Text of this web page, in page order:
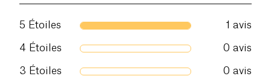
5 Étoiles 1 avis
4 Étoiles 0 avis
3 Étoiles 0 avis